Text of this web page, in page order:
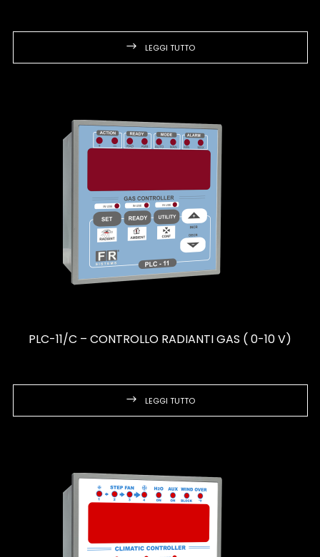
LEGGI TUTTO
PLC-11/C – CONTROLLO RADIANTI GAS ( 0-10 V)
LEGGI TUTTO